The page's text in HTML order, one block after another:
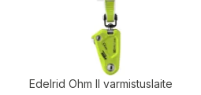
Edelrid Ohm II varmistuslaite